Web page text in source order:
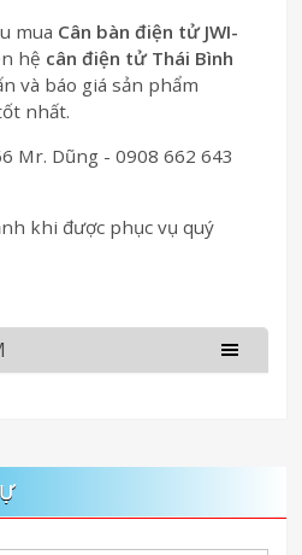
mua Cân bàn điện tử JWI-
hệ cân điện tử Thái Bình
và báo giá sản phẩm
nhất.
Mr. Dũng - 0908 662 643
khi được phục vụ quý